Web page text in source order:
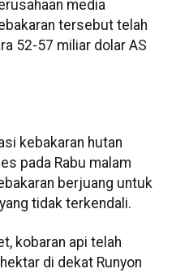
media
tersebut telah
52-57 miliar dolar AS
kebakaran hutan
pada Rabu malam
berjuang untuk
tidak terkendali.
kobaran api telah
di dekat Runyon